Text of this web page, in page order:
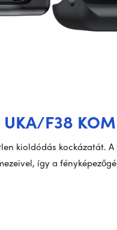
UKA/F38
kioldódás kockázatát.
így a